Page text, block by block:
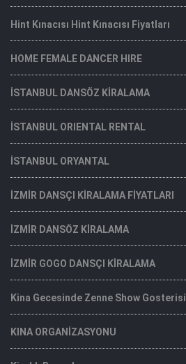
Hint Kınacısı Hint Kınacısı Fiyatları
HOME FEMALE DANCER HIRE
İSTANBUL DANSÖZ KİRALAMA
İSTANBUL ORIENTAL RENTAL
İSTANBUL ORYANTAL
İZMİR DANSÇI KİRALAMA FİYATLARI
İZMİR DANSÖZ KİRALAMA
İZMİR GOGO DANSÇI KİRALAMA
Kina Gecesinde Zenne Show Gosterisi
KINA ORGANİZASYONU